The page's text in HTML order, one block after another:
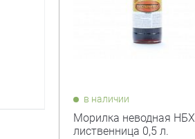
в наличии
Морилка неводная НБХ
лиственница 0,5 л.